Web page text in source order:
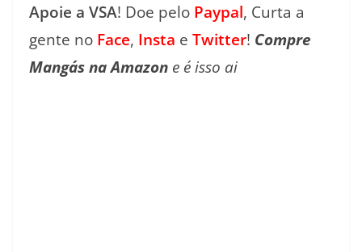
Apoie a VSA! Doe pelo Paypal, Curta a
gente no Face, Insta e Twitter! Compre
Mangás na Amazon e é isso ai